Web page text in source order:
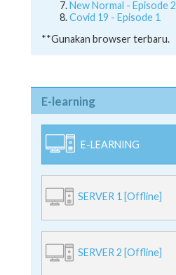
New Normal - Episode 2
Covid 19 - Episode 1
**Gunakan browser terbaru.
E-learning
E-LEARNING
SERVER 1 [Offline]
SERVER 2 [Offline]